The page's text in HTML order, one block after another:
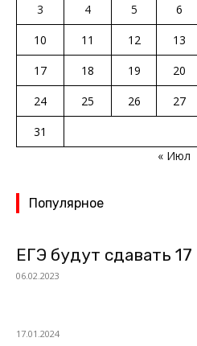
3
4 5 6
10
11 12 13
17
18 19 20
24
25 26 27
31
« Июл
Популярное
ЕГЭ будут сдавать
06.02.2023
17.01.2024